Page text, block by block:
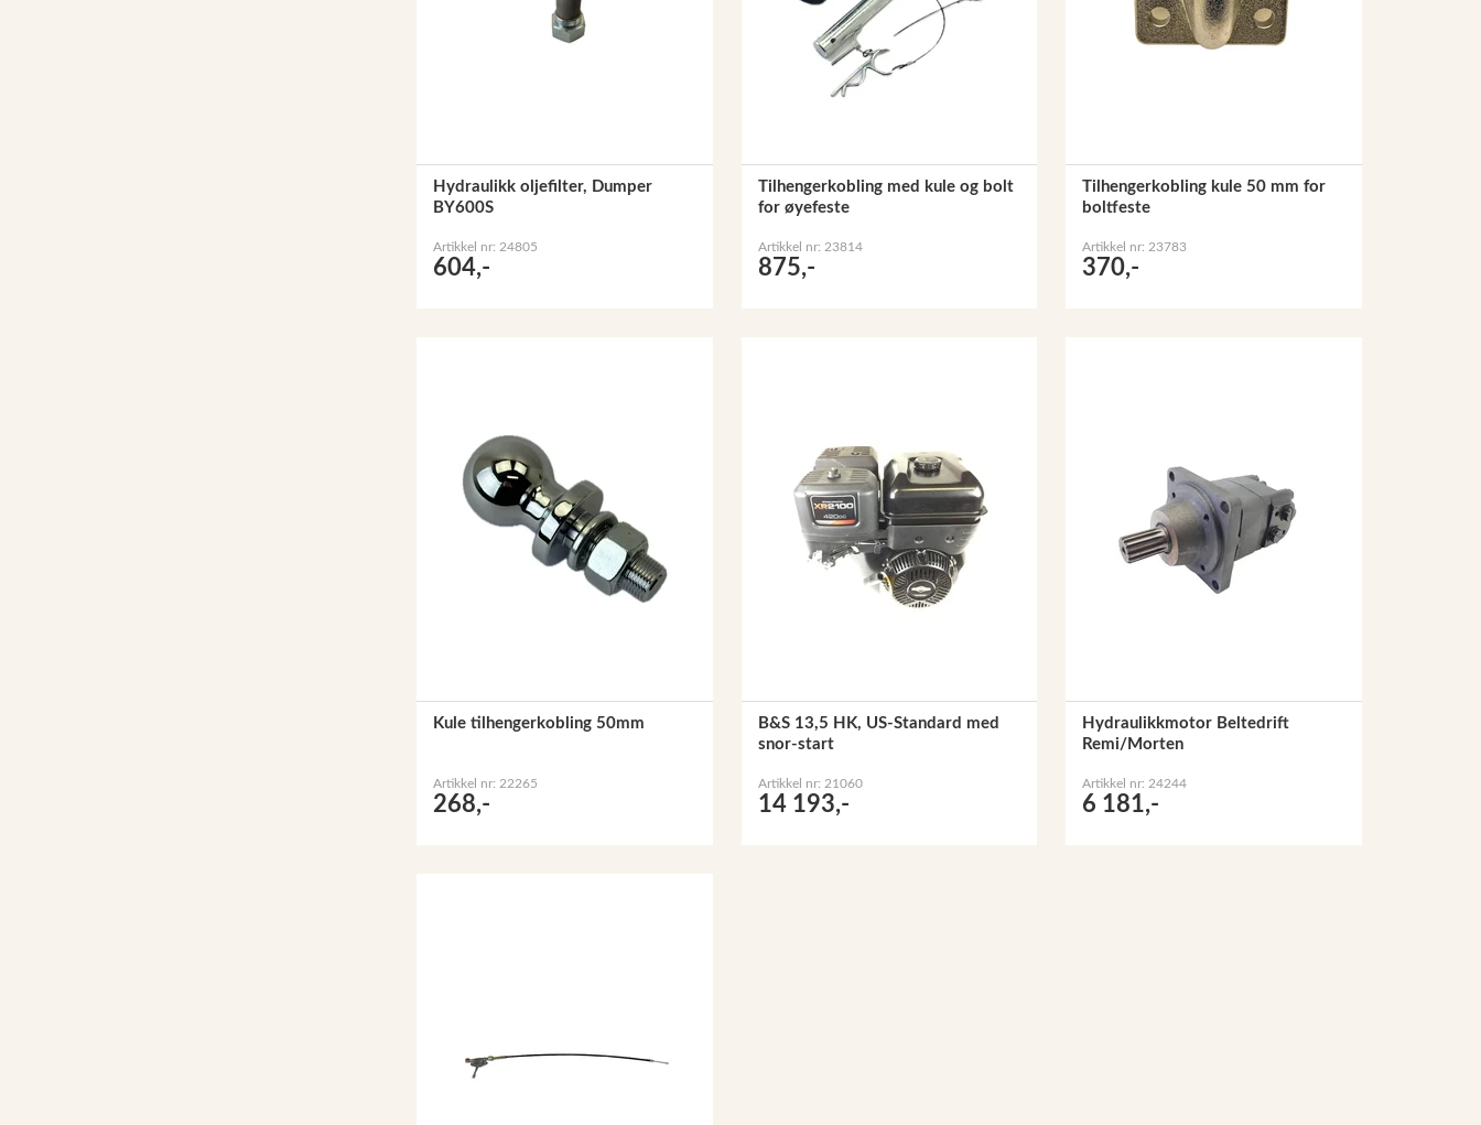
Hydraulikk oljefilter, Dumper
BY600S
Artikkel nr: 24805
604,-
Tilhengerkobling med kule og bolt
for øyefeste
Artikkel nr: 23814
875,-
Tilhengerkobling kule 50 mm for
boltfeste
Artikkel nr: 23783
370,-
Kule tilhengerkobling 50mm
Artikkel nr: 22265
268,-
B&S 13,5 HK, US-Standard med
snor-start
Artikkel nr: 21060
14 193,-
Hydraulikkmotor Beltedrift
Remi/Morten
Artikkel nr: 24244
6 181,-